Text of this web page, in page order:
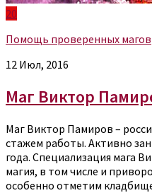
20
Помощь проверенных магов
12 Июл, 2016
Маг Виктор
Маг Виктор Памиров –
стажем работы. Активно
года. Специализация мага
магия, в том числе и
особенно отметим